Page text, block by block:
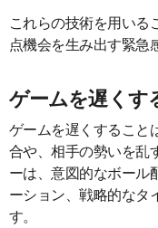
これらの技術を用いる
点機会を生み出す緊急
ゲームを遅くす
ゲームを遅くすること
合や、相手の勢いを乱
ーは、意図的なボール
ーション、戦略的なタ
す。